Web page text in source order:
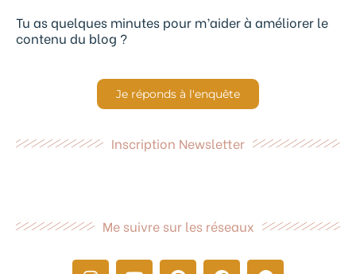
Tu as quelques minutes pour m’aider à améliorer le
contenu du blog ?
Je réponds à l'enquête
Inscription Newsletter
Me suivre sur les réseaux
I
Y
P
F
R